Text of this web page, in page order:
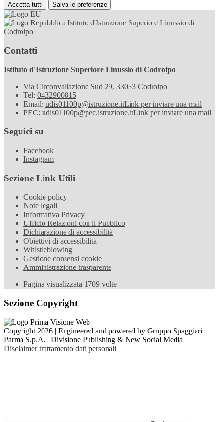
Accetta tutti Salva le preferenze
Istituto d'Istruzione Superiore Linussio di
Codroipo
Contatti
Istituto d'Istruzione Superiore Linussio di Codroipo
Via Circonvallazione Sud 29, 33033 Codroipo
Tel: 0432900815
Email: udis01100p@istruzione.itLink per inviare una mail
PEC: udis01100p@pec.istruzione.itLink per inviare una mail
Seguici su
Facebook
Instagram
Sezione Link Utili
Cookie policy
Note legali
Informativa Privacy
Ufficio Relazioni con il Pubblico
Dichiarazione di accessibilità
Obiettivi di accessibilità
Whistleblowing
Gestione consensi cookie
Amministrazione trasparente
Pagina visualizzata 1709 volte
Sezione Copyright
Copyright 2026 | Engineered and powered by Gruppo Spaggiari
Parma S.p.A. | Divisione Publishing & New Social Media
Disclaimer trattamento dati personali